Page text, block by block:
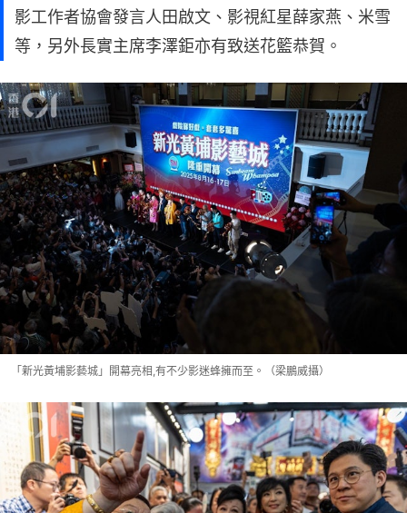
影工作者協會發言人田啟文、影視紅星薛家燕、米雪
等，另外長實主席李澤鉅亦有致送花籃恭賀。
「新光黃埔影藝城」開幕亮相,有不少影迷蜂擁而至。（梁鵬威攝）